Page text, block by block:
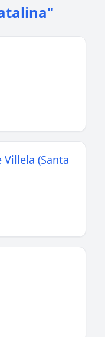
Villela (Santa